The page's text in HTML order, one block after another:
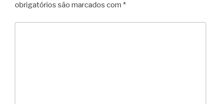
obrigatórios são marcados com *